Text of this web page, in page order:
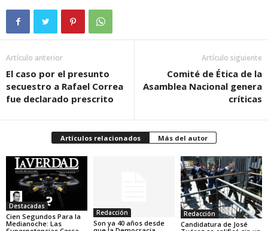
Artículo anterior
El caso por el presunto
secuestro a Rafael Correa
fue declarado prescrito
Artículo siguiente
Comité de Ética de la
Asamblea Nacional genera
críticas
Artículos relacionados Más del autor
Destacadas
Cien Segundos Para la
Medianoche: Las
Redacción
Son ya 40 años desde
Redacción
Candidatura de José